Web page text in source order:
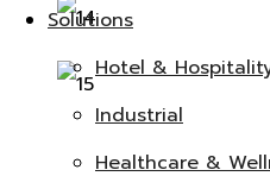
Solutions
Hotel &
Industrial
Healthcare &